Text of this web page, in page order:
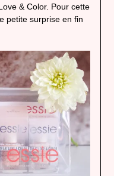
& Color. Pour cette
petite surprise en fin